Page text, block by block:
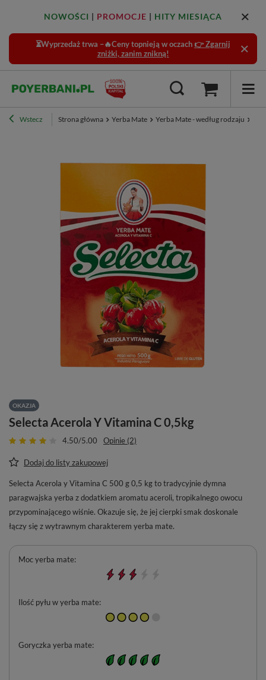
NOWOŚCI | PROMOCJE | HITY MIESIĄCA
⏳Wyprzedaż trwa –🔥Ceny topnieją w oczach 👉 Zgarnij
zniżki, zanim znikną!
Wstecz Strona główna Yerba Mate Yerba Mate - według rodzaju
OKAZJA
Selecta Acerola Y Vitamina C 0,5kg
4.50/5.00 Opinie (2)
Dodaj do listy zakupowej
Selecta Acerola y Vitamina C 500 g 0,5 kg to tradycyjnie dymna
paragwajska yerba z dodatkiem aromatu aceroli, tropikalnego owocu
przypominającego wiśnie. Okazuje się, że jej cierpki smak doskonale
łączy się z wytrawnym charakterem yerba mate.
Moc yerba mate
Ilość pyłu w yerba mate
Goryczka yerba mate